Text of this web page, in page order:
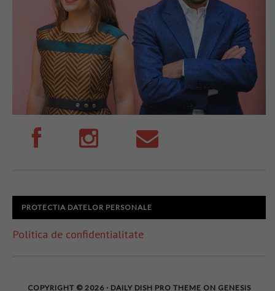
PROTECTIA DATELOR PERSONALE
Politica de confidentialitate
COPYRIGHT © 2026 · DAILY DISH PRO THEME ON GENESIS